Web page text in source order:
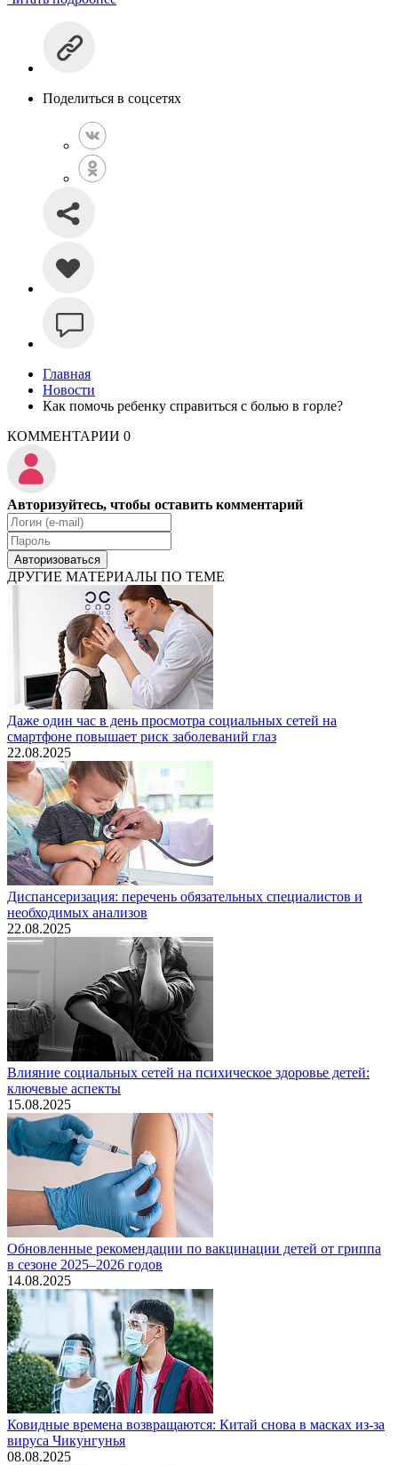
Поделиться в соцсетях
Главная
Новости
Как помочь ребенку справиться с болью в горле?
КОММЕНТАРИИ 0
Авторизуйтесь, чтобы оставить комментарий
Авторизоваться
ДРУГИЕ МАТЕРИАЛЫ ПО ТЕМЕ
Даже один час в день просмотра социальных сетей на
смартфоне повышает риск заболеваний глаз
22.08.2025
Диспансеризация: перечень обязательных специалистов и
необходимых анализов
22.08.2025
Влияние социальных сетей на психическое здоровье детей:
ключевые аспекты
15.08.2025
Обновленные рекомендации по вакцинации детей от гриппа
в сезоне 2025–2026 годов
14.08.2025
Ковидные времена возвращаются: Китай снова в масках из-за
вируса Чикунгунья
08.08.2025